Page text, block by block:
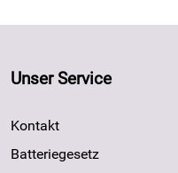
Unser Service
Kontakt
Batteriegesetz